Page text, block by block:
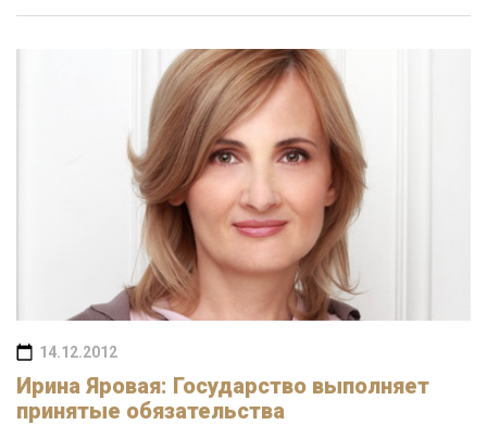
14.12.2012
Ирина Яровая: Государство выполняет
принятые обязательства